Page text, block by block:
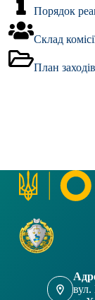
Порядок
Склад
План
вул.